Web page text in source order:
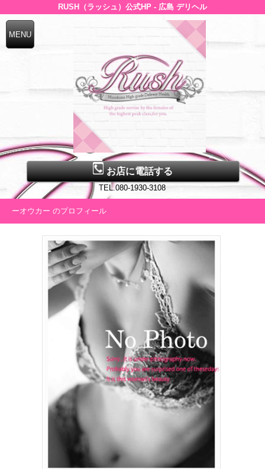
RUSH（ラッシュ）公式HP - 広島 デリヘル
お店に電話する
TEL.080-1930-3108
ーオウカー のプロフィール